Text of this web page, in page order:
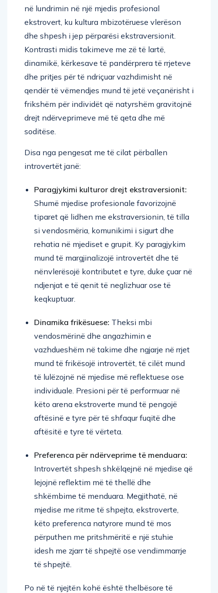
në lundrimin në një mjedis profesional
ekstrovert, ku kultura mbizotëruese vlerëson
dhe shpesh i jep përparësi ekstraversionit.
Kontrasti midis takimeve me zë të lartë,
dinamikë, kërkesave të pandërprera të rrjeteve
dhe pritjes për të ndriçuar vazhdimisht në
qendër të vëmendjes mund të jetë veçanërisht i
frikshëm për individët që natyrshëm gravitojnë
drejt ndërveprimeve më të qeta dhe më
soditëse.
Disa nga pengesat me të cilat përballen
introvertët janë:
Paragjykimi kulturor drejt ekstraversionit:
Shumë mjedise profesionale favorizojnë
tiparet që lidhen me ekstraversionin, të tilla
si vendosmëria, komunikimi i sigurt dhe
rehatia në mjediset e grupit. Ky paragjykim
mund të margjinalizojë introvertët dhe të
nënvlerësojë kontributet e tyre, duke çuar në
ndjenjat e të qenit të neglizhuar ose të
keqkuptuar.
Dinamika frikësuese: Theksi mbi
vendosmërinë dhe angazhimin e
vazhdueshëm në takime dhe ngjarje në rrjet
mund të frikësojë introvertët, të cilët mund
të lulëzojnë në mjedise më reflektuese ose
individuale. Presioni për të performuar në
këto arena ekstroverte mund të pengojë
aftësinë e tyre për të shfaqur fuqitë dhe
aftësitë e tyre të vërteta.
Preferenca për ndërveprime të menduara:
Introvertët shpesh shkëlqejnë në mjedise që
lejojnë reflektim më të thellë dhe
shkëmbime të menduara. Megjithatë, në
mjedise me ritme të shpejta, ekstroverte,
këto preferenca natyrore mund të mos
përputhen me pritshmëritë e një stuhie
idesh me zjarr të shpejtë ose vendimmarrje
të shpejtë.
Po në të njejtën kohë është thelbësore të